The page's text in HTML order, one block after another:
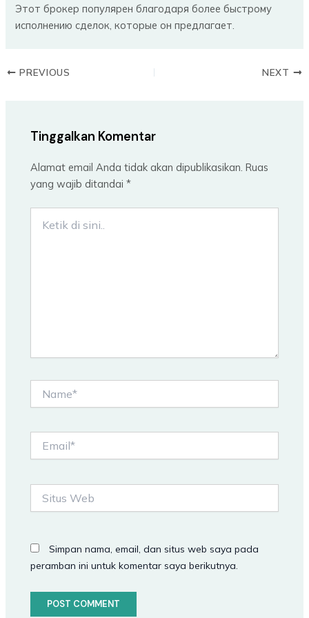
Этот брокер популярен благодаря более быстрому
исполнению сделок, которые он предлагает.
PREVIOUS NEXT
Tinggalkan Komentar
Alamat email Anda tidak akan dipublikasikan. Ruas
yang wajib ditandai*
Web
Simpan nama, email, dan situs web saya pada
peramban ini untuk komentar saya berikutnya.